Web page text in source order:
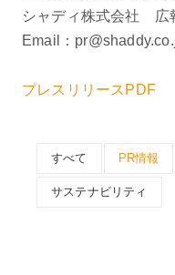
シャディ株式会社 広
Email：
プレスリリースPDF
すべて PR情報
サステナビリティ